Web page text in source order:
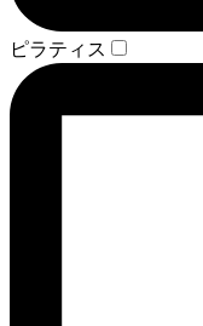
ピラティス